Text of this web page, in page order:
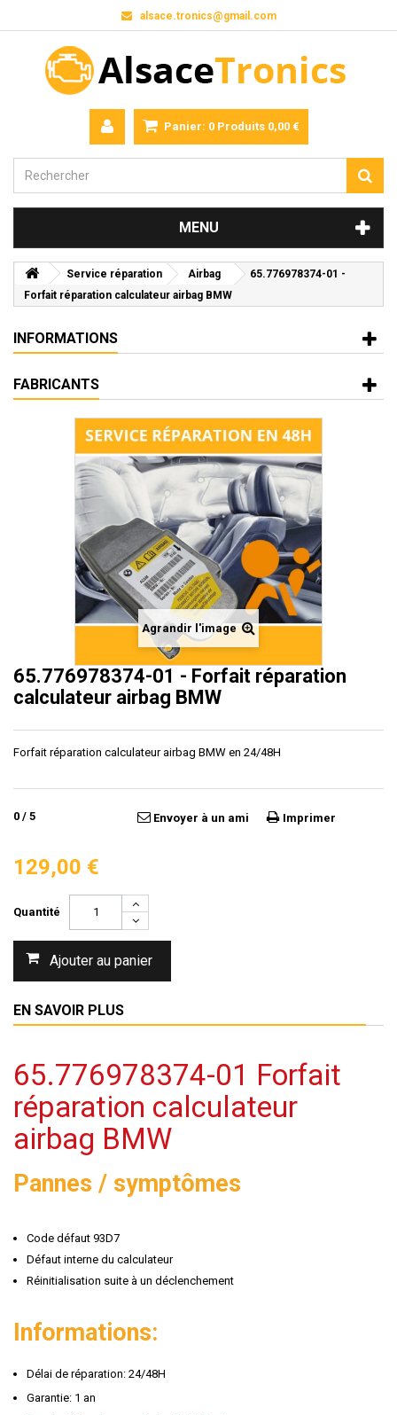
alsace.tronics@gmail.com
Panier: 0 Produits 0,00 €
MENU
Service réparation Airbag
65.776978374-01 -
Forfait réparation calculateur airbag BMW
INFORMATIONS
FABRICANTS
Agrandir l'image
65.776978374-01 - Forfait réparation
calculateur airbag BMW
Forfait réparation calculateur airbag BMW en 24/48H
0 / 5 Envoyer à un ami Imprimer
129,00 €
Quantité
Ajouter au panier
EN SAVOIR PLUS
65.776978374-01 Forfait
réparation calculateur
airbag BMW
Pannes / symptômes
Code défaut 93D7
Défaut interne du calculateur
Réinitialisation suite à un déclenchement
Informations:
Délai de réparation: 24/48H
Garantie: 1 an